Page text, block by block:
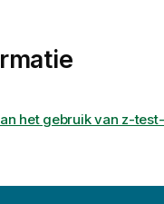
het gebruik van z-